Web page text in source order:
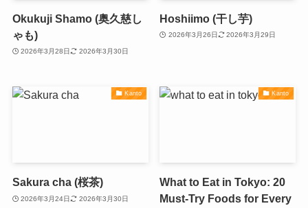
Okukuji Shamo (奥久慈し
ゃも)
2026年3月28日 2026年3月30日
Hoshiimo (干し芋)
2026年3月26日 2026年3月29日
Kanto
Sakura cha (桜茶)
2026年3月24日 2026年3月30日
Kanto
What to Eat in Tokyo: 20
Must-Try Foods for Every